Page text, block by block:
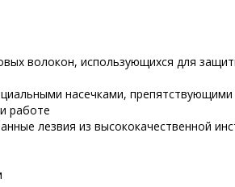
волокон, использующихся для
насечками,
работе
лезвия из высококачественной